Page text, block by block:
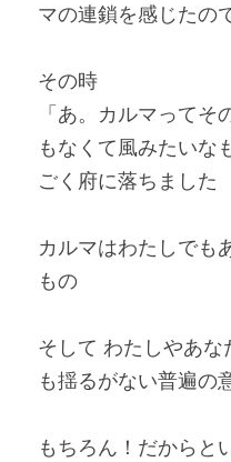
マの連鎖を感じたの
その時
「あ。カルマって
もなくて風みたいな
ごく府に落ちました
カルマはわたしでも
もの
そして わたしやあ
も揺るがない普遍の
もちろん！だからと